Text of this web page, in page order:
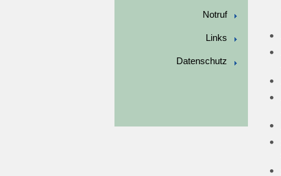
Notruf
Links
Datenschutz